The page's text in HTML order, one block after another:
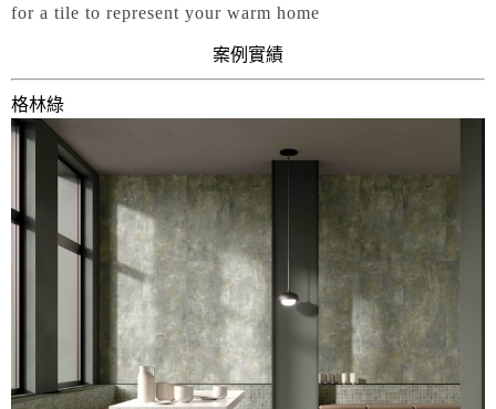
for a tile to represent your warm home
案例實績
格林綠